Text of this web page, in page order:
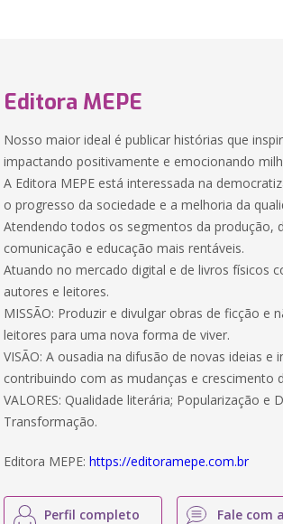
Editora MEPE
Nosso maior ideal é publicar histórias que
impactando positivamente e emocionando
A Editora MEPE está interessada na
o progresso da sociedade e a melhoria da
Atendendo todos os segmentos da produção,
comunicação e educação mais rentáveis.
Atuando no mercado digital e de livros físicos
autores e leitores.
MISSÃO: Produzir e divulgar obras de ficção
leitores para uma nova forma de viver.
VISÃO: A ousadia na difusão de novas ideias
contribuindo com as mudanças e crescimento
VALORES: Qualidade literária; Popularização
Transformação.
Editora MEPE:https://editoramepe.com.br
Perfil completo Fale com